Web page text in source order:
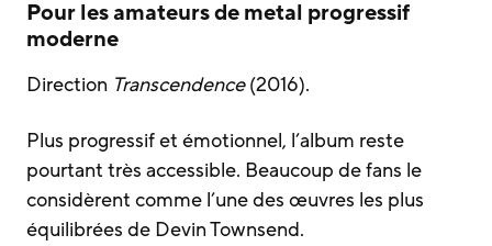
Pour les amateurs de metal progressif
moderne
Direction Transcendence(2016).
Plus progressif et émotionnel, l’album reste
pourtant très accessible. Beaucoup de fans le
considèrent comme l’une des œuvres les plus
équilibrées de Devin Townsend.